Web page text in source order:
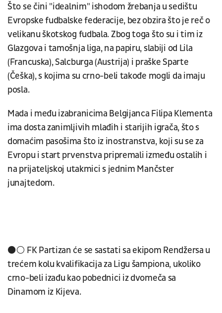
Što se čini "idealnim" ishodom žrebanja u sedištu
Evropske fudbalske federacije, bez obzira što je reč o
velikanu škotskog fudbala. Zbog toga što su i tim iz
Glazgova i tamošnja liga, na papiru, slabiji od Lila
(Francuska), Salcburga (Austrija) i praške Sparte
(Češka), s kojima su crno-beli takođe mogli da imaju
posla.
Mada i među izabranicima Belgijanca Filipa Klementa
ima dosta zanimljivih mlađih i starijih igrača, što s
domaćim pasošima što iz inostranstva, koji su se za
Evropu i start prvenstva pripremali između ostalih i
na prijateljskoj utakmici s jednim Mančster
junajtedom.
⚫⚪ FK Partizan će se sastati sa ekipom Rendžersa u
trećem kolu kvalifikacija za Ligu šampiona, ukoliko
crno-beli izađu kao pobednici iz dvomeča sa
Dinamom iz Kijeva.